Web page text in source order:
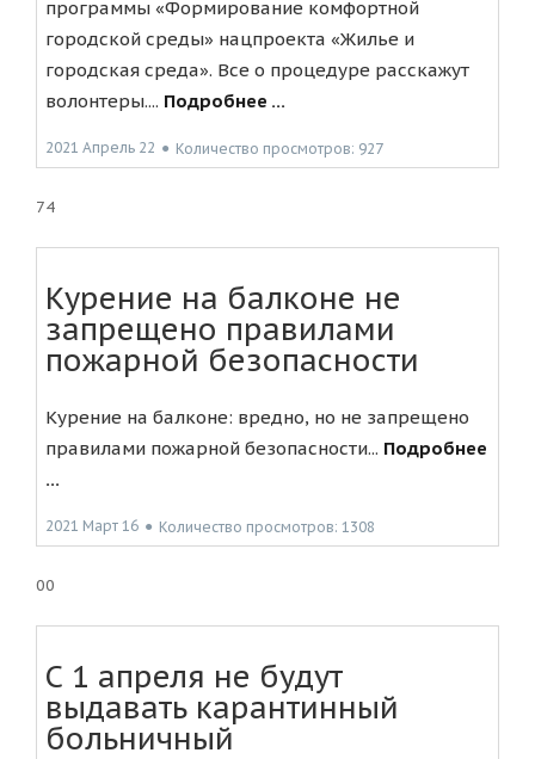
программы «Формирование комфортной
городской среды» нацпроекта «Жилье и
городская среда». Все о процедуре расскажут
волонтеры.... Подробнее ...
2021 Апрель 22 ● Количество просмотров: 927
74
Курение на балконе не
запрещено правилами
пожарной безопасности
Курение на балконе: вредно, но не запрещено
правилами пожарной безопасности... Подробнее
...
2021 Март 16 ● Количество просмотров: 1308
00
С 1 апреля не будут
выдавать карантинный
больничный